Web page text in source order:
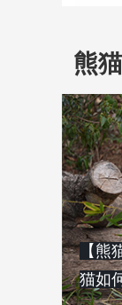
熊
【
猫如